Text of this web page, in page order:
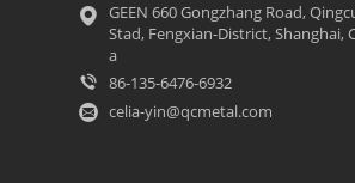
GEEN 660 Gongzhang Road,
Stad, Fengxian-District, Shanghai,
a
86-135-6476-6932
celia-yin@qcmetal.com